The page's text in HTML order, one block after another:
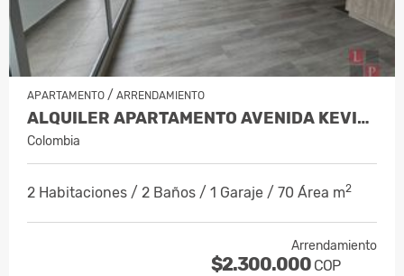
APARTAMENTO / ARRENDAMIENTO
ALQUILER APARTAMENTO AVENIDA KEVIN,…
Colombia
2 Habitaciones / 2 Baños / 1 Garaje / 70 Área m2
Arrendamiento
$2.300.000 COP